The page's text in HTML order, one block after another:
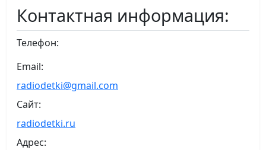
Контактная информация:
Телефон:
Email:
radiodetki@gmail.com
Сайт:
radiodetki.ru
Адрес: